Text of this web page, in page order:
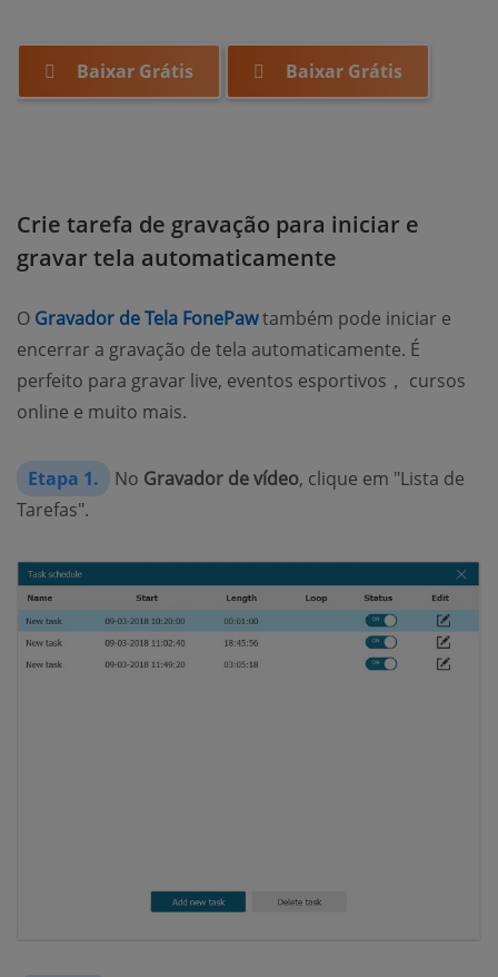
Baixar Grátis Baixar Grátis
Crie tarefa de gravação para iniciar e
gravar tela automaticamente
O Gravador de Tela FonePawtambém pode iniciar e
encerrar a gravação de tela automaticamente. É
perfeito para gravar live, eventos esportivos， cursos
online e muito mais.
Etapa 1. No Gravador de vídeo, clique em "Lista de
Tarefas".